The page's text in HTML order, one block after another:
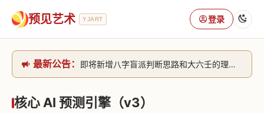
预见艺术 YJART 登录
最新公告：
即将新增八字盲派判断思路和大六壬的理气+取像判断思路。[内侧中，捐赠会员可用]2026/6/30
网站升级完成，升级全模块的算法，限时开放用户注册。2026/6/27
核心 AI 预测引擎（v3）